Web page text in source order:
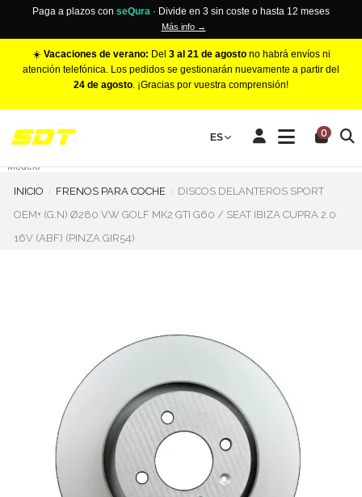
Paga a plazos con seQura · Divide en 3 sin coste o hasta 12 meses
Más info →
☀️ Vacaciones de verano: Del 3 al 21 de agostono habrá envíos ni
atención telefónica. Los pedidos se gestionarán nuevamente a partir del
24 de agosto. ¡Gracias por vuestra comprensión!
ES 0
Make
Modelo
INICIO FRENOS PARA COCHE
DISCOS DELANTEROS SPORT
OEM+ (G.N) Ø280 VW GOLF MK2 GTI G60 / SEAT IBIZA CUPRA 2.0
16V (ABF) (PINZA GIR54)